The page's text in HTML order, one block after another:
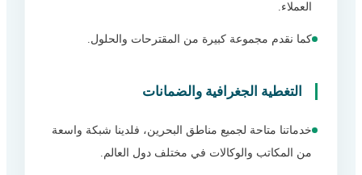
العملاء.
كما نقدم مجموعة كبيرة من المقترحات والحلول.
التغطية الجغرافية والضمانات
خدماتنا متاحة لجميع مناطق البحرين، فلدينا شبكة واسعة
من المكاتب والوكالات في مختلف دول العالم.